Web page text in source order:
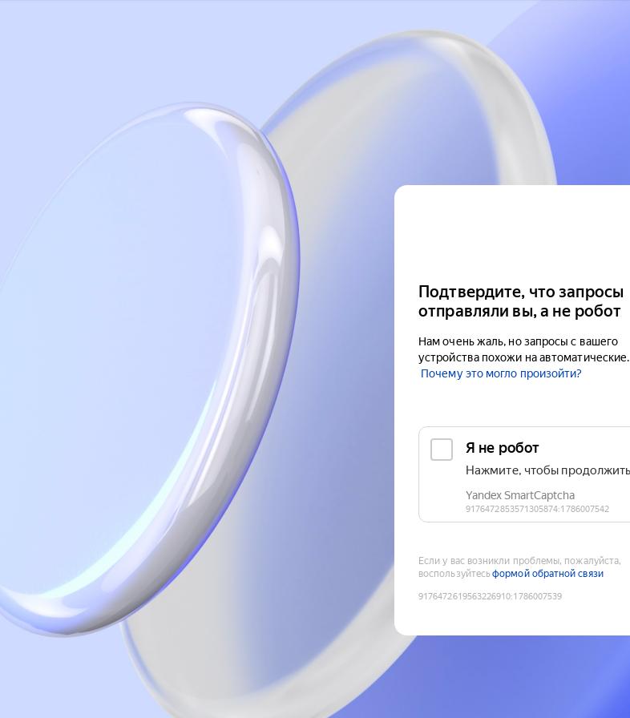
Подтвердите, что запросы
отправляли вы, а не робот
Нам очень жаль, но запросы с вашего
устройства похожи на автоматические.
Почему это могло произойти?
Если у вас возникли проблемы, пожалуйста,
воспользуйтесьформой обратной связи
9176472619563226910:1786007539